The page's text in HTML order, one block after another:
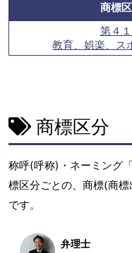
商標
第４
教育、娯楽、ス
商標区分
称呼(呼称)・ネーミング
標区分ごとの、商標(商
です。
弁理士